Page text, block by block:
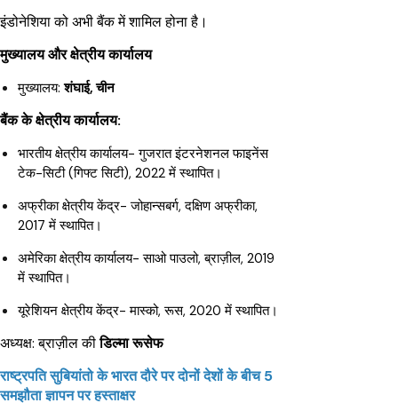
इंडोनेशिया को अभी बैंक में शामिल होना है।
मुख्यालय और क्षेत्रीय कार्यालय
मुख्यालय:शंघाई, चीन
बैंक के क्षेत्रीय कार्यालय:
भारतीय क्षेत्रीय कार्यालय- गुजरात इंटरनेशनल फाइनेंस
टेक-सिटी (गिफ्ट सिटी), 2022 में स्थापित।
अफ्रीका क्षेत्रीय केंद्र- जोहान्सबर्ग, दक्षिण अफ्रीका,
2017 में स्थापित।
अमेरिका क्षेत्रीय कार्यालय- साओ पाउलो, ब्राज़ील, 2019
में स्थापित।
यूरेशियन क्षेत्रीय केंद्र- मास्को, रूस, 2020 में स्थापित।
अध्यक्ष: ब्राज़ील कीडिल्मा रूसेफ
राष्ट्रपति सुबियांतो के भारत दौरे पर दोनों देशों के बीच 5
समझौता ज्ञापन पर हस्ताक्षर